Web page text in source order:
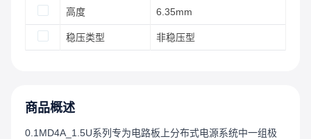
高度 6.35mm
稳压类型 非稳压型
商品概述
0.1MD4A_1.5U系列专为电路板上分布式电源系统中一组极